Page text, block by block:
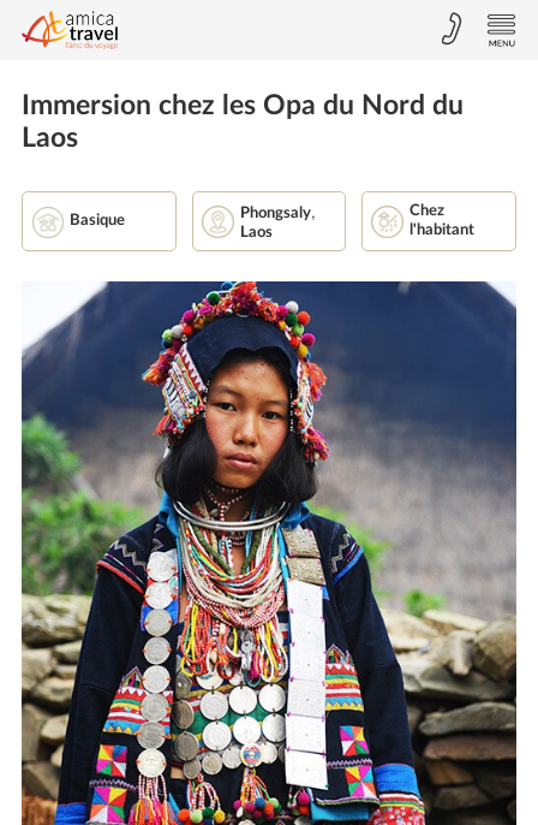
Immersion chez les Opa du Nord du
Laos
Basique Phongsaly,
Laos
Chez
l'habitant